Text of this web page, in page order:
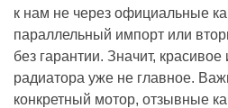
к нам не через официальные
параллельный импорт или
без гарантии. Значит,
радиатора уже не главное.
конкретный мотор, отзывные